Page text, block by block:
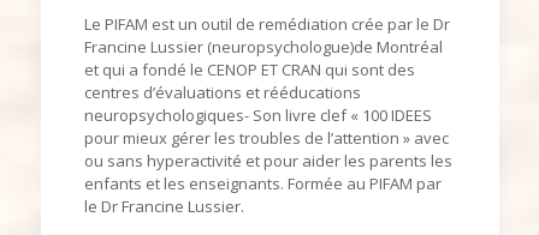
Le PIFAM est un outil de remédiation crée par le Dr
Francine Lussier (neuropsychologue)de Montréal
et qui a fondé le CENOP ET CRAN qui sont des
centres d’évaluations et rééducations
neuropsychologiques- Son livre clef « 100 IDEES
pour mieux gérer les troubles de l’attention » avec
ou sans hyperactivité et pour aider les parents les
enfants et les enseignants. Formée au PIFAM par
le Dr Francine Lussier.